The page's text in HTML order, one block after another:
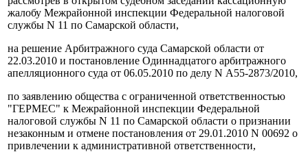
жалобу Межрайонной инспекции Федеральной налоговой
службы N 11 по Самарской области,
на решение Арбитражного суда Самарской области от
22.03.2010 и постановление Одиннадцатого арбитражного
апелляционного суда от 06.05.2010 по делу N А55-2873/2010,
по заявлению общества с ограниченной ответственностью
"ГЕРМЕС" к Межрайонной инспекции Федеральной
налоговой службы N 11 по Самарской области о признании
незаконным и отмене постановления от 29.01.2010 N 00692 о
привлечении к административной ответственности,